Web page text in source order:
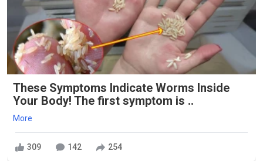
These Symptoms Indicate Worms Inside
Your Body! The first symptom is ..
More
309 142 254